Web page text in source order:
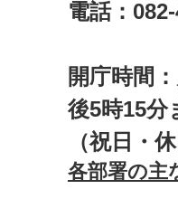
電話：
開庁時間
後5時15分
（祝日・
各部署の主